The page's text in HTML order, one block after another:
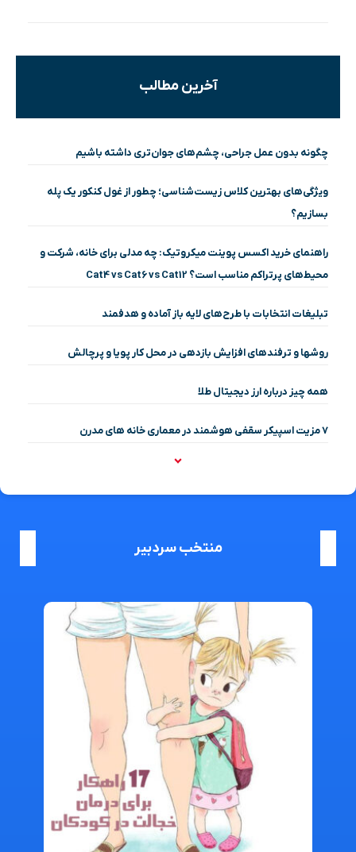
آخرین مطالب
چگونه بدون عمل جراحی، چشم‌های جوان‌تری داشته باشیم
ویژگی‌های بهترین کلاس زیست‌شناسی؛ چطور از غول کنکور یک پله
بسازیم؟
راهنمای خرید اکسس پوینت میکروتیک: چه مدلی برای خانه، شرکت و
محیط‌های پرتراکم مناسب است؟ Cat4 vs Cat6 vs Cat12
تبلیغات انتخابات با طرح‌های لایه باز آماده و هدفمند
روشها و ترفندهای افزایش بازدهی در محل کار پویا و پرچالش
همه چیز درباره ارز دیجیتال طلا
۷ مزیت اسپیکر سقفی هوشمند در معماری خانه‌ های مدرن
منتخب سردبیر